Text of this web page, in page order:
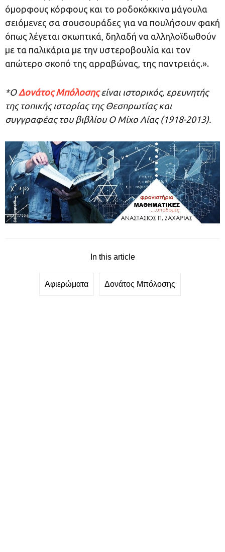
όμορφους κόρφους και το ροδοκόκκινα μάγουλα
σειόμενες σα σουσουράδες για να πουλήσουν φακή
όπως λέγεται σκωπτικά, δηλαδή να αλληλοϊδωθούν
με τα παλικάρια με την υστεροβουλία και τον
απώτερο σκοπό της αρραβώνας, της παντρειάς.».
*ΟΔονάτος Μπόλοσηςείναι ιστορικός, ερευνητής
της τοπικής ιστορίας της Θεσπρωτίας και
συγγραφέας του βιβλίου Ο Μίχο Λίας (1918-2013).
In this article
Αφιερώματα Δονάτος Μπόλοσης